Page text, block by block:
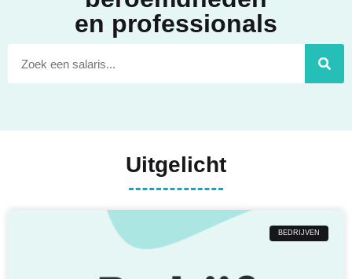
en professionals
Uitgelicht
BEDRIJVEN